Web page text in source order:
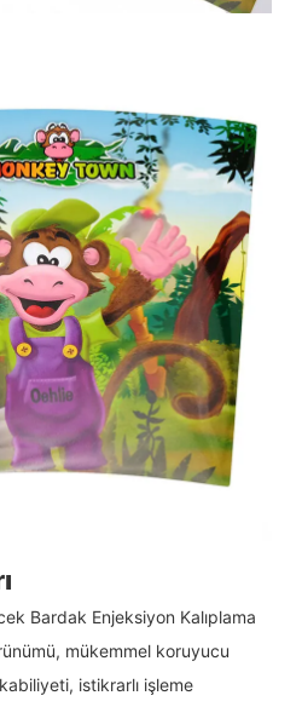
Bardak Enjeksiyon Kalıplama
mükemmel koruyucu
istikrarlı işleme